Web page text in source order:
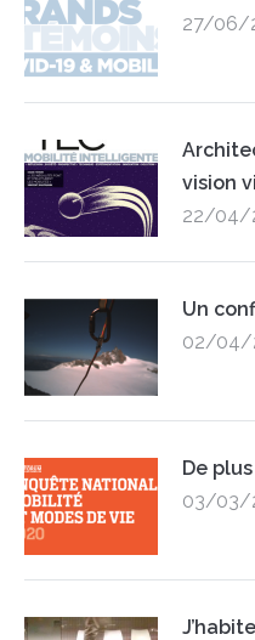
27/06/
vision
22/04/
Un
02/04/
De
03/03/